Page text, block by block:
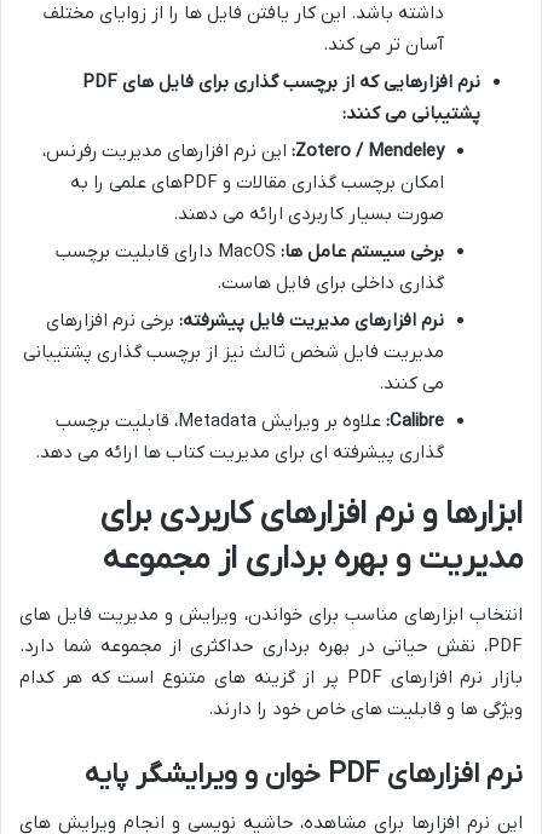
داشته باشد. این کار یافتن فایل ها را از زوایای مختلف
آسان تر می کند.
نرم افزارهایی که از برچسب گذاری برای فایل های PDF
پشتیبانی می کنند:
Zotero / Mendeley: این نرم افزارهای مدیریت رفرنس،
امکان برچسب گذاری مقالات و PDFهای علمی را به
صورت بسیار کاربردی ارائه می دهند.
برخی سیستم عامل ها:
MacOS دارای قابلیت برچسب
گذاری داخلی برای فایل هاست.
نرم افزارهای مدیریت فایل پیشرفته: برخی نرم افزارهای
مدیریت فایل شخص ثالث نیز از برچسب گذاری پشتیبانی
می کنند.
Calibre:
علاوه بر ویرایش Metadata، قابلیت برچسب
گذاری پیشرفته ای برای مدیریت کتاب ها ارائه می دهد.
ابزارها و نرم افزارهای کاربردی برای
مدیریت و بهره برداری از مجموعه
انتخاب ابزارهای مناسب برای خواندن، ویرایش و مدیریت فایل های
PDF، نقش حیاتی در بهره برداری حداکثری از مجموعه شما دارد.
بازار نرم افزارهای PDF پر از گزینه های متنوع است که هر کدام
ویژگی ها و قابلیت های خاص خود را دارند.
نرم افزارهای PDF خوان و ویرایشگر پایه
این نرم افزارها برای مشاهده، حاشیه نویسی و انجام ویرایش های